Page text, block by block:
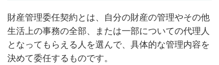
財産管理委任契約とは、自分の財産の管理やその他
生活上の事務の全部、または一部についての代理人
となってもらえる人を選んで、具体的な管理内容を
決めて委任するものです。